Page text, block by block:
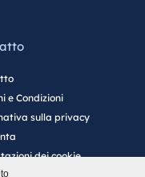
e Condizioni
sulla privacy
dei cookie